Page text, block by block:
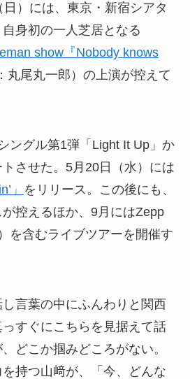
日）には、東京・新宿シアタ
身初の一人芝居となる
show『Nobody knows
丸尾丸一郎）の上演が控えて
ングル第1弾「Light It Up」か
させた。5月20日（水）には
」 をリリース。この後にも、
控えるほか、9月にはZepp
を含むライブツアーを開催す
言葉の中にふんわりと関西
すぐにこちらを見据えて話
どこか掴みどころがない。
持つ山﨑が、「今、どんな